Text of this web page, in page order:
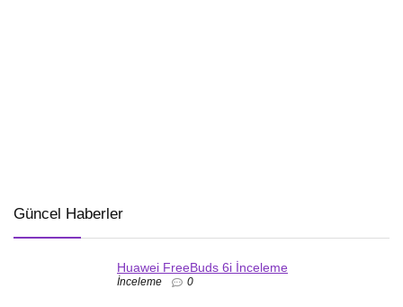
Güncel Haberler
Huawei FreeBuds 6i İnceleme
İnceleme 0